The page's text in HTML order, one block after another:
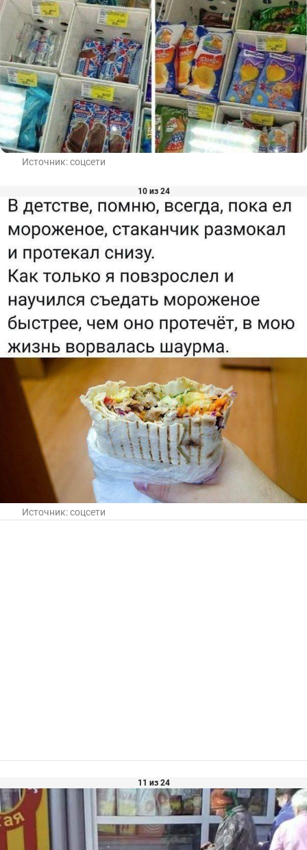
Источник:соцсети
10 из 24
Источник:соцсети
11 из 24